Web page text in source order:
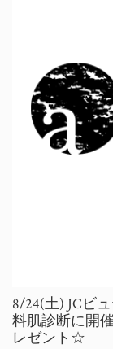
8/24(土) JCビ
料肌診断に開
レゼント☆